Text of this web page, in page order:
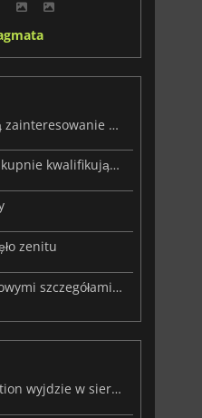
Deweloperzy Pragmata wyrażają zainteresowanie stworzeniem sequela
NVIDIA rozdaje PRAGMATĘ przy kupnie kwalifikującej się karty z serii RTX 50
zenitu
PRAGMATA powraca na TGA z nowymi szczegółami i kierunkiem
NVIDIA DLSS 4.5 Ray Reconstruction wyjdzie w sierpniu, obsługując 27 gier